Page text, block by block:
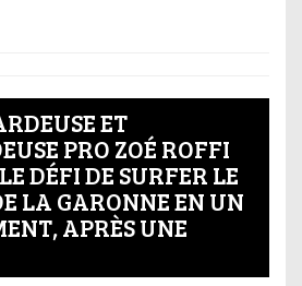
ET
PRO ZOÉ ROFFI
DÉFI DE SURFER LE
LA GARONNE EN UN
APRÈS UNE